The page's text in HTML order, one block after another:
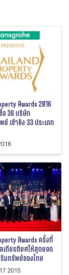
Awards 2016
อ 36 บริษัท
เข้าชิง 33 ประเภท
Awards ครั้งที่
เกียรติยศให้สุดยอด
มทรัพย์ของไทย
2015